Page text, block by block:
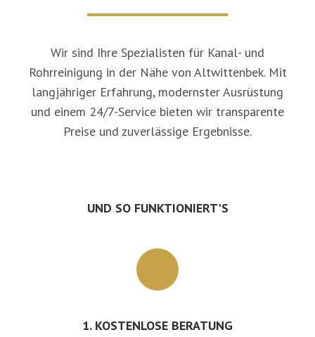
Wir sind Ihre Spezialisten für Kanal- und
Rohrreinigung in der Nähe von Altwittenbek. Mit
langjähriger Erfahrung, modernster Ausrüstung
und einem 24/7-Service bieten wir transparente
Preise und zuverlässige Ergebnisse.
UND SO FUNKTIONIERT'S
1. KOSTENLOSE BERATUNG